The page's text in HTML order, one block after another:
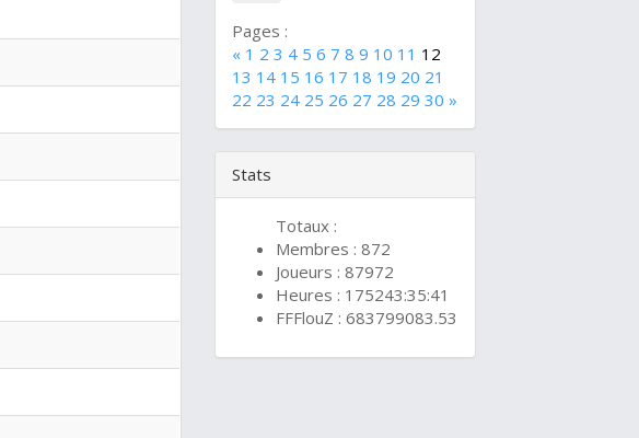
Pages :
« 1 2 3 4 5 6 7 8 9 10 11 12
13 14 15 16 17 18 19 20 21
22 23 24 25 26 27 28 29 30 »
Stats
Totaux :
Membres : 872
Joueurs : 87972
Heures : 175243:35:41
FFFlouZ : 683799083.53